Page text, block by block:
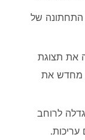
התחתונה של
את תצוגת
מחדש את
לרוחב